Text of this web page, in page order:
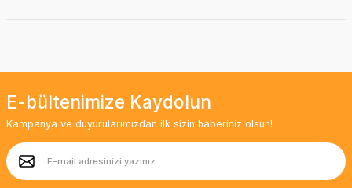
E-bültenimize Kaydolun
Kampanya ve duyurularımızdan ilk sizin haberiniz olsun!